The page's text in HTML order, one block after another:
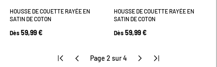
HOUSSE DE COUETTE RAYÉE EN
SATIN DE COTON
Dès 59,99 €
HOUSSE DE COUETTE RAYÉE EN
SATIN DE COTON
Dès 59,99 €
Page 2 sur 4